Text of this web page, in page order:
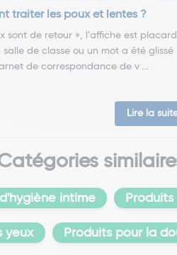
traiter les poux et lentes ?
sont de retour », l’affiche est
de classe ou un mot a été glissé
de correspondance de v ...
Lire la
intime
yeux Produits pour la